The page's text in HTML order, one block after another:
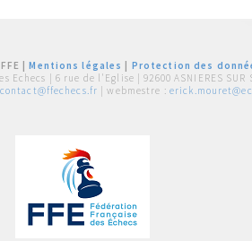
|Mentions légales
Protection des
Echecs | 6 rue de l'Eglise | 92600 ASNIERES SUR
contact@ffechecs.fr | webmestre :